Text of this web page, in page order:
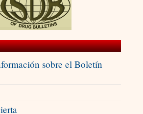
sobre el Boletín